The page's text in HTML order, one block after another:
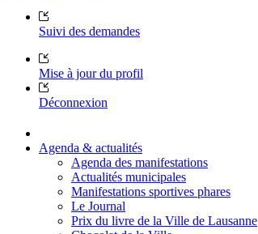
Suivi des demandes
Mise à jour du profil
Déconnexion
Agenda & actualités
Agenda des manifestations
Actualités municipales
Manifestations sportives phares
Le Journal
Prix du livre de la Ville de Lausanne